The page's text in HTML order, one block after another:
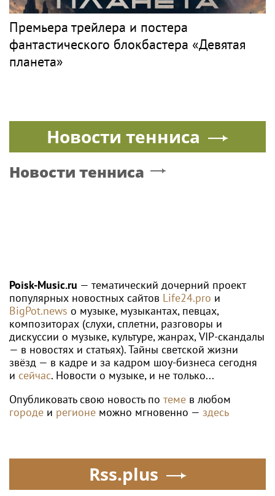
Премьера трейлера и постера
фантастического блокбастера «Девятая
планета»
Новости тенниса
Новости тенниса
Poisk-Music.ru — тематический дочерний проект
популярных новостных сайтов Life24.pro и
BigPot.news о музыке, музыкантах, певцах,
композиторах (слухи, сплетни, разговоры и
дискуссии о музыке, культуре, жанрах, VIP-скандалы
— в новостях и статьях). Тайны светской жизни
звёзд — в кадре и за кадром шоу-бизнеса сегодня
и сейчас. Новости о музыке, и не только...
Опубликовать свою новость по теме в любом
городе и регионе можно мгновенно — здесь
Rss.plus